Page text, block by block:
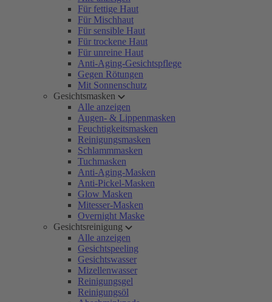
Für fettige Haut
Für Mischhaut
Für sensible Haut
Für trockene Haut
Für unreine Haut
Anti-Aging-Gesichtspflege
Gegen Rötungen
Mit Sonnenschutz
Gesichtsmasken
Alle anzeigen
Augen- & Lippenmasken
Feuchtigkeitsmasken
Reinigungsmasken
Schlammmasken
Tuchmasken
Anti-Aging-Masken
Anti-Pickel-Masken
Glow Masken
Mitesser-Masken
Overnight Maske
Gesichtsreinigung
Alle anzeigen
Gesichtspeeling
Gesichtswasser
Mizellenwasser
Reinigungsgel
Reinigungsöl